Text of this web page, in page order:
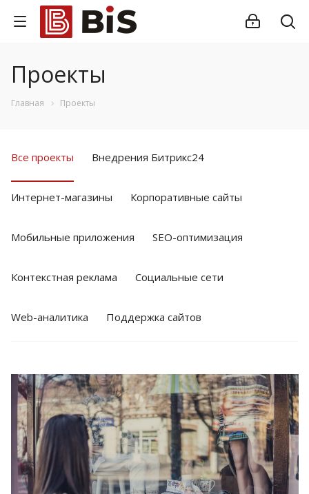
Проекты
Главная Проекты
Все проекты Внедрения Битрикс24
Интернет-магазины Корпоративные сайты
Мобильные приложения SEO-оптимизация
Контекстная реклама Социальные сети
Web-аналитика Поддержка сайтов
Смотреть проект